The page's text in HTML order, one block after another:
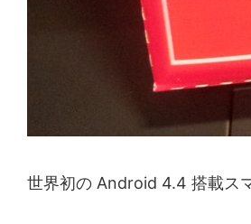
世界初の Android 4.4 搭載ス